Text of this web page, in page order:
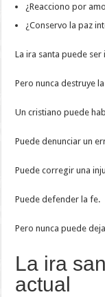
¿Reacciono por
¿Conservo la paz
La ira santa puede ser
Pero nunca destruye
Un cristiano puede
Puede denunciar un
Puede corregir una
Puede defender la fe.
Pero nunca puede
La ira
actual